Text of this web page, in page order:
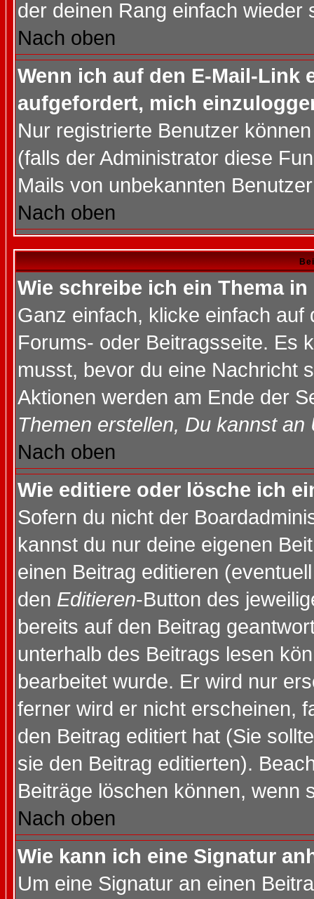
der deinen Rang einfach wieder
Nach oben
Wenn ich auf den E-Mail-Link
aufgefordert, mich
Nur registrierte Benutzer
(falls der Administrator diese
Mails von unbekannten
Nach oben
Wie schreibe ich ein Thema
Ganz einfach, klicke einfach
Forums- oder Beitragsseite. Es
musst, bevor du eine Nachricht
Aktionen werden am Ende der
Themen erstellen, Du kannst
Nach oben
Wie editiere oder lösche ich
Sofern du nicht der
kannst du nur deine eigenen
einen Beitrag editieren
den Editieren-Button des
bereits auf den Beitrag
unterhalb des Beitrags lesen
bearbeitet wurde. Er wird nur
ferner wird er nicht erscheinen,
den Beitrag editiert hat (Sie
sie den Beitrag editierten).
Beiträge löschen können, wenn
Nach oben
Wie kann ich eine Signatur
Um eine Signatur an einen